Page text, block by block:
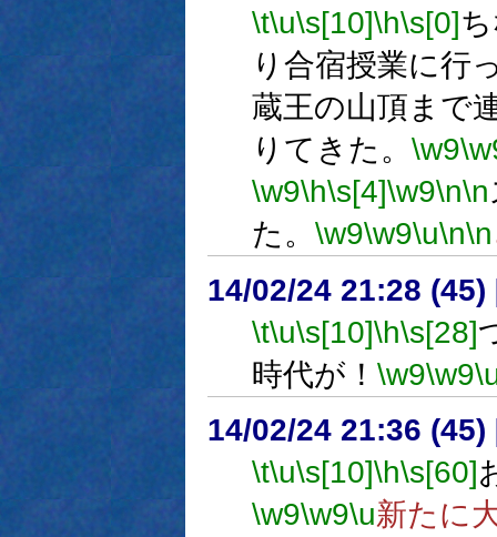
\t\u\s[10]\h\s[0]
り合宿授業に行
蔵王の山頂まで
りてきた。 \w9
\w9\h\s[4]\w9\n\n
た。 \w9\w9\u\n\n
14/02/24 21:28 (45)
\t\u\s[10]\h\s[28]
時代が！ \w9\w9
14/02/24 21:36 (45)
\t\u\s[10]\h\s[60]
\w9\w9\u新たに